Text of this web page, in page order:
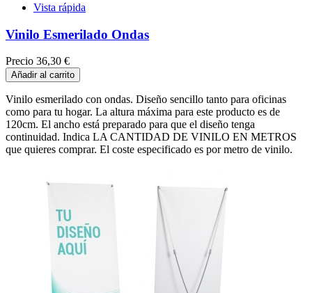
Vista rápida
Vinilo Esmerilado Ondas
Precio 36,30 €
Añadir al carrito
Vinilo esmerilado con ondas. Diseño sencillo tanto para oficinas
como para tu hogar. La altura máxima para este producto es de
120cm. El ancho está preparado para que el diseño tenga
continuidad. Indica LA CANTIDAD DE VINILO EN METROS
que quieres comprar. El coste especificado es por metro de vinilo.